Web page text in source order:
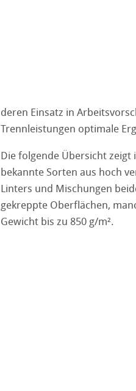
deren Einsatz in
Trennleistungen optimale
Die folgende Übersicht
bekannte Sorten aus hoch
Linters und Mischungen
gekreppte Oberflächen,
Gewicht bis zu 850 g/m².